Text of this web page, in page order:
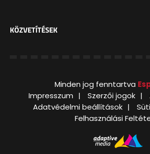
KÖZVETÍTÉSEK
Minden jog fenntartva
Impresszum
Szerzői jogok
Adatvédelmi beállítások
Felhasználási